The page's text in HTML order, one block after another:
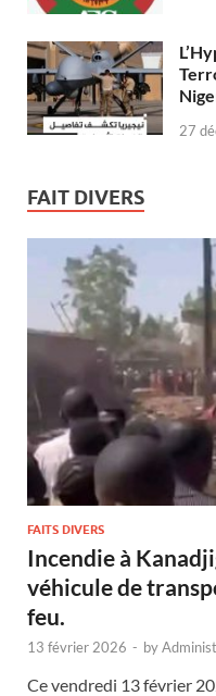
27
FAIT DIVERS
FAITS DIVERS
Incendie à
véhicule de
feu.
13 février 2026 - by
Ce vendredi 13 février